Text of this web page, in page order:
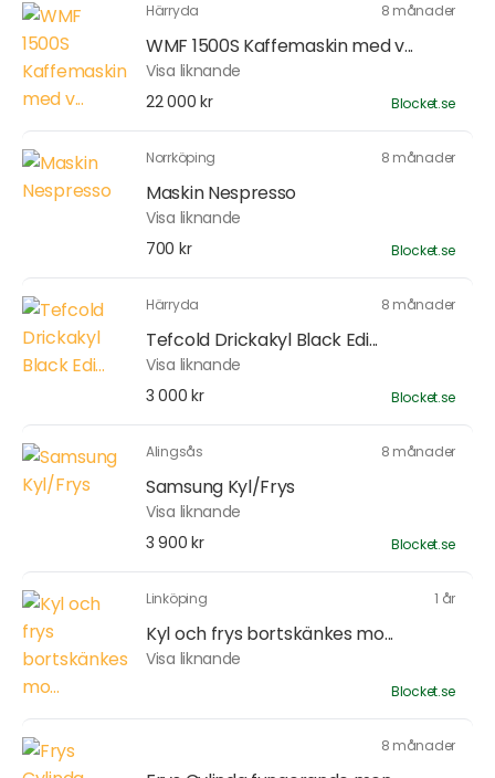
Härryda 8 månader
WMF 1500S Kaffemaskin med v...
Visa liknande
22 000 kr
Blocket.se
Norrköping 8 månader
Maskin Nespresso
Visa liknande
700 kr
Blocket.se
Härryda 8 månader
Tefcold Drickakyl Black Edi...
Visa liknande
3 000 kr
Blocket.se
Alingsås 8 månader
Samsung Kyl/Frys
Visa liknande
3 900 kr
Blocket.se
Linköping 1 år
Kyl och frys bortskänkes mo...
Visa liknande
Blocket.se
8 månader